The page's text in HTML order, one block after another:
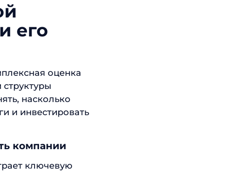
его
оценка
насколько
и инвестировать
компании
ключевую